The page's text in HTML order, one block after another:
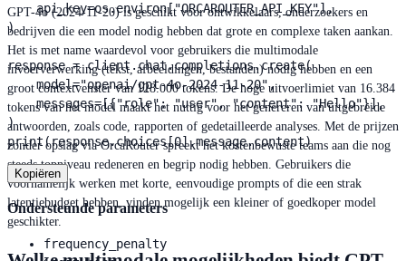
GPT-4o (2024-11-20) is geschikt voor ontwikkelaars, onderzoekers en
bedrijven die een model nodig hebben dat grote en complexe taken aankan.
Het is met name waardevol voor gebruikers die multimodale
invoerverwerking (tekst, afbeeldingen, bestanden) nodig hebben en een
groot contextvenster van 128.000 tokens. De hoge uitvoerlimiet van 16.384
tokens van het model maakt het nuttig voor het genereren van uitgebreide
antwoorden, zoals code, rapporten of gedetailleerde analyses. Met de prijzen
zonder opslag via OrcaRouter spreekt het kostenbewuste teams aan die nog
steeds topniveau redeneren en begrip nodig hebben. Gebruikers die
voornamelijk werken met korte, eenvoudige prompts of die een strak
latentiebudget hebben, vinden mogelijk een kleiner of goedkoper model
geschikter.
    api_key=os.environ["ORCAROUTER_API_KEY"],
)
response = client.chat.completions.create(
    model="openai/gpt-4o-2024-11-20",
    messages=[{"role": "user", "content": "Hello"}],
)
print(response.choices[0].message.content)
Kopiëren
Ondersteunde parameters
frequency_penalty